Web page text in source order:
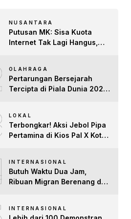
NUSANTARA
Putusan MK: Sisa Kuota
Internet Tak Lagi Hangus,
OLAHRAGA
Pertarungan Bersejarah
Tercipta di Piala Dunia 2026:
LOKAL
Terbongkar! Aksi Jebol Pipa
Pertamina di Kios Pal X Kota
INTERNASIONAL
Butuh Waktu Dua Jam,
Ribuan Migran Berenang dari
INTERNASIONAL